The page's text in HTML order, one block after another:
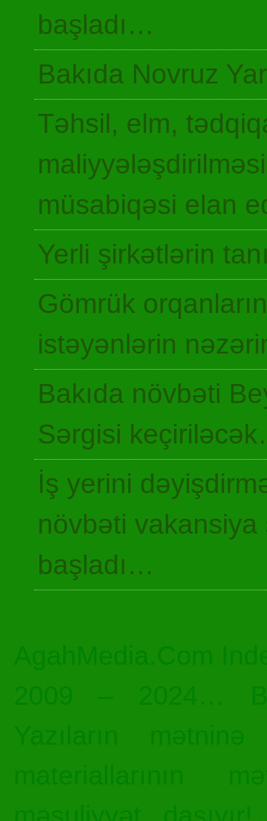
başladı…
Bakıda Novruz
Təhsil, elm,
müsabiqəsi elan
Yerli şirkətlərin
Gömrük
istəyənlərin
Bakıda növbəti
Sərgisi
İş yerini
növbəti
başladı…